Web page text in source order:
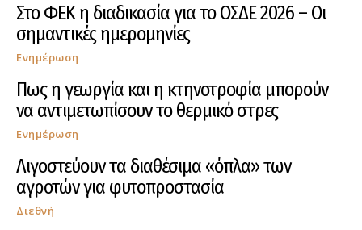
Στο ΦΕΚ η διαδικασία για το ΟΣΔΕ 2026 – Οι
σημαντικές ημερομηνίες
Ενημέρωση
Πως η γεωργία και η κτηνοτροφία μπορούν
να αντιμετωπίσουν το θερμικό στρες
Ενημέρωση
Λιγοστεύουν τα διαθέσιμα «όπλα» των
αγροτών για φυτοπροστασία
Διεθνή